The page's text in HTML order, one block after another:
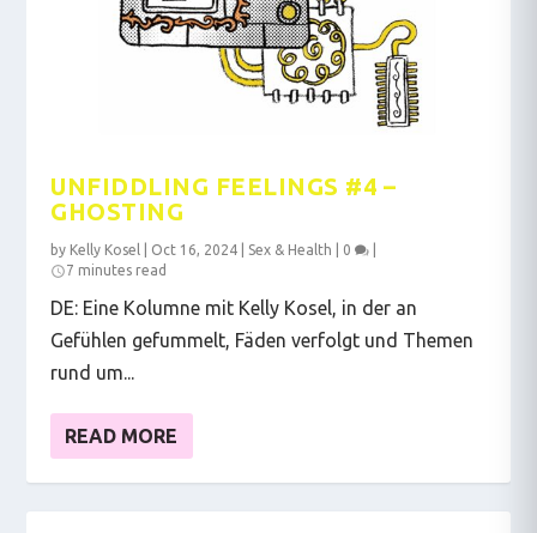
UNFIDDLING FEELINGS #4 –
GHOSTING
by Kelly Kosel Oct 16, 2024 Sex & Health 0
7 minutes read
DE: Eine Kolumne mit Kelly Kosel, in der an
Gefühlen gefummelt, Fäden verfolgt und Themen
rund um...
READ MORE